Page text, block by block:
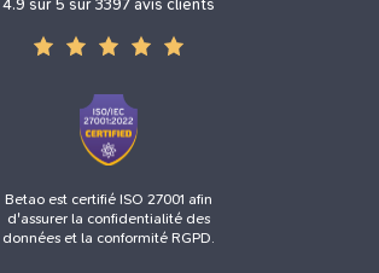
4.9 sur 5 sur 3397 avis clients
Betao est certifié ISO 27001 afin
d'assurer la confidentialité des
données et la conformité RGPD.